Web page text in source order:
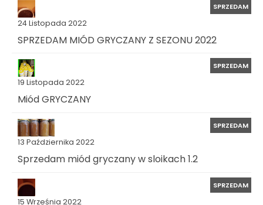
24 Listopada 2022
SPRZEDAM
SPRZEDAM MIÓD GRYCZANY Z SEZONU 2022
19 Listopada 2022
SPRZEDAM
Miód GRYCZANY
13 Października 2022
SPRZEDAM
Sprzedam miód gryczany w sloikach 1.2
15 Września 2022
SPRZEDAM